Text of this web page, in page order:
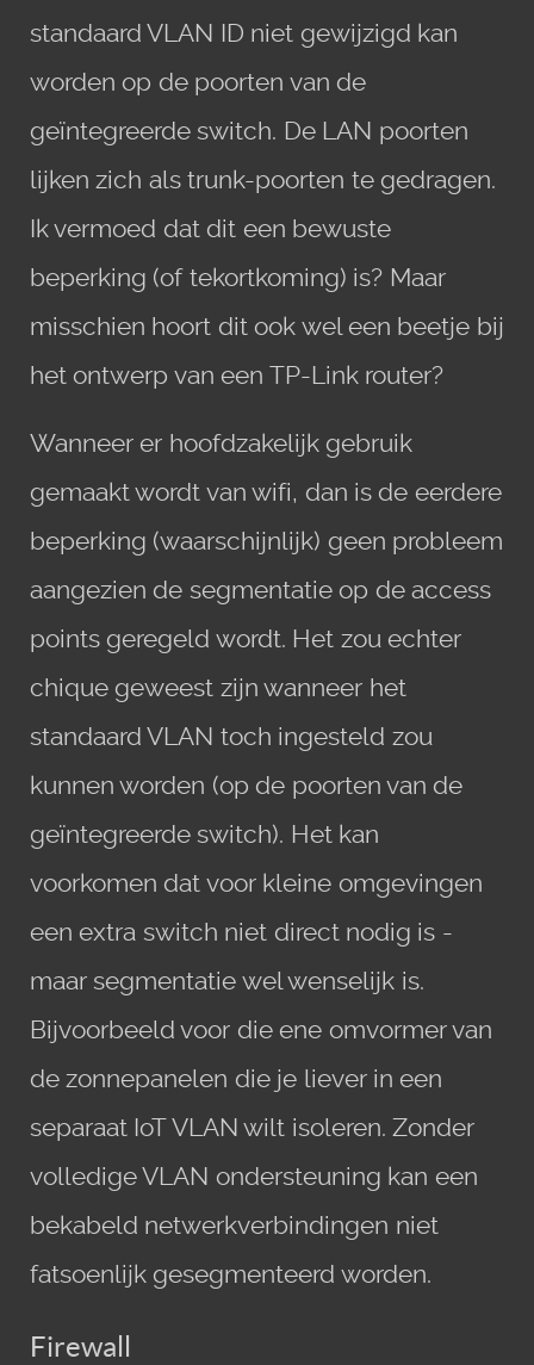
standaard VLAN ID niet gewijzigd kan
worden op de poorten van de
geïntegreerde switch. De LAN poorten
lijken zich als trunk-poorten te gedragen.
Ik vermoed dat dit een bewuste
beperking (of tekortkoming) is? Maar
misschien hoort dit ook wel een beetje bij
het ontwerp van een TP-Link router?
Wanneer er hoofdzakelijk gebruik
gemaakt wordt van wifi, dan is de eerdere
beperking (waarschijnlijk) geen probleem
aangezien de segmentatie op de access
points geregeld wordt. Het zou echter
chique geweest zijn wanneer het
standaard VLAN toch ingesteld zou
kunnen worden (op de poorten van de
geïntegreerde switch). Het kan
voorkomen dat voor kleine omgevingen
een extra switch niet direct nodig is -
maar segmentatie wel wenselijk is.
Bijvoorbeeld voor die ene omvormer van
de zonnepanelen die je liever in een
separaat IoT VLAN wilt isoleren. Zonder
volledige VLAN ondersteuning kan een
bekabeld netwerkverbindingen niet
fatsoenlijk gesegmenteerd worden.
Firewall